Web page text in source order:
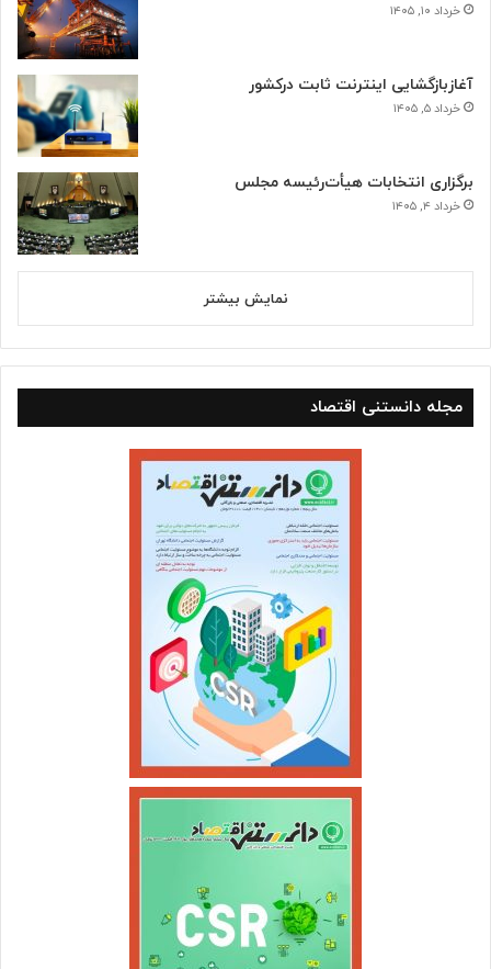
خرداد ۱۰, ۱۴۰۵
آغازبازگشایی اینترنت ثابت درکشور
خرداد ۵, ۱۴۰۵
برگزاری انتخابات هیأت‌رئیسه مجلس
خرداد ۴, ۱۴۰۵
نمایش بیشتر
مجله دانستنی اقتصاد